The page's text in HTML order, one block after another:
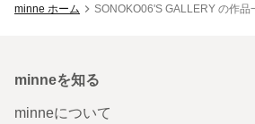
minne ホーム SONOKO06'S GALLERY の作品
minneを知る
minneについて